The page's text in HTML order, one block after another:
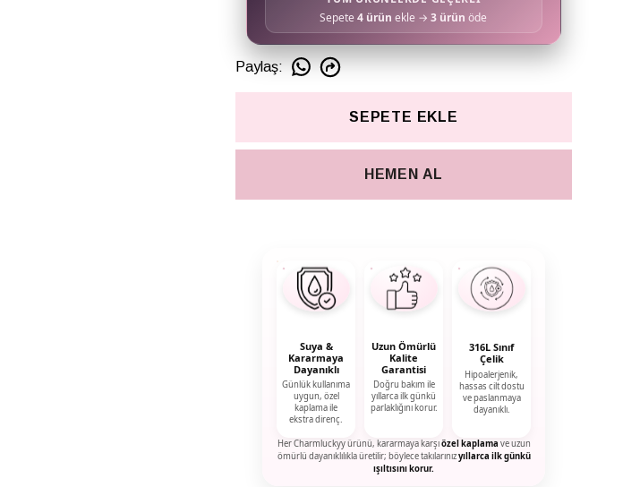
Sepete4 ürün ekle →3 ürün öde
Paylaş:
SEPETE EKLE
HEMEN AL
Suya &
Kararmaya
Dayanıklı
Günlük kullanıma
uygun, özel
kaplama ile
ekstra direnç.
Uzun Ömürlü
Kalite
Garantisi
Doğru bakım ile
yıllarca ilk günkü
parlaklığını korur.
316L Sınıf
Çelik
Hipoalerjenik,
hassas cilt dostu
ve paslanmaya
dayanıklı.
Her Charmluckyy ürünü, kararmaya karşıözel kaplama ve uzun
ömürlü dayanıklılıkla üretilir; böylece takılarınızyıllarca ilk günkü
ışıltısını korur.